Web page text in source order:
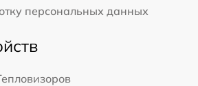
персональных данных